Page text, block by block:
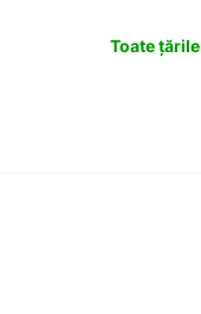
Toate țările